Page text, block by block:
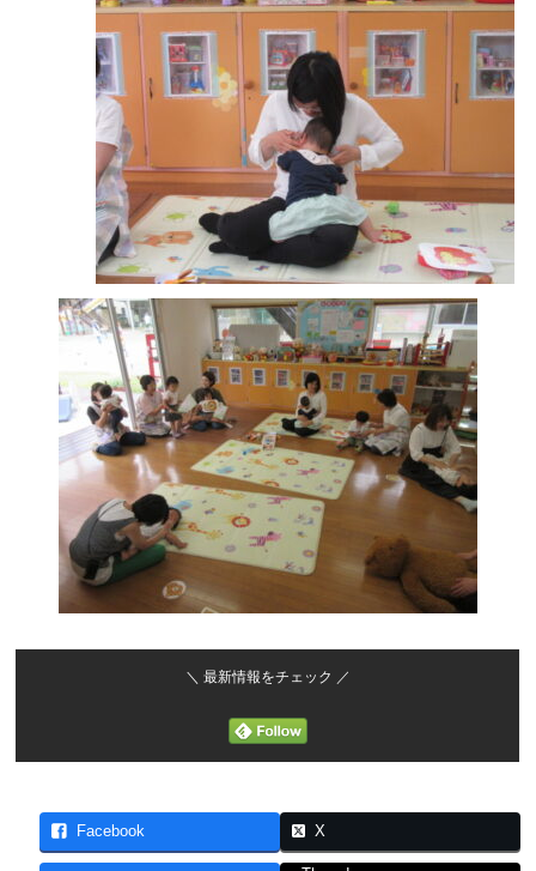
＼ 最新情報をチェック ／
Facebook X